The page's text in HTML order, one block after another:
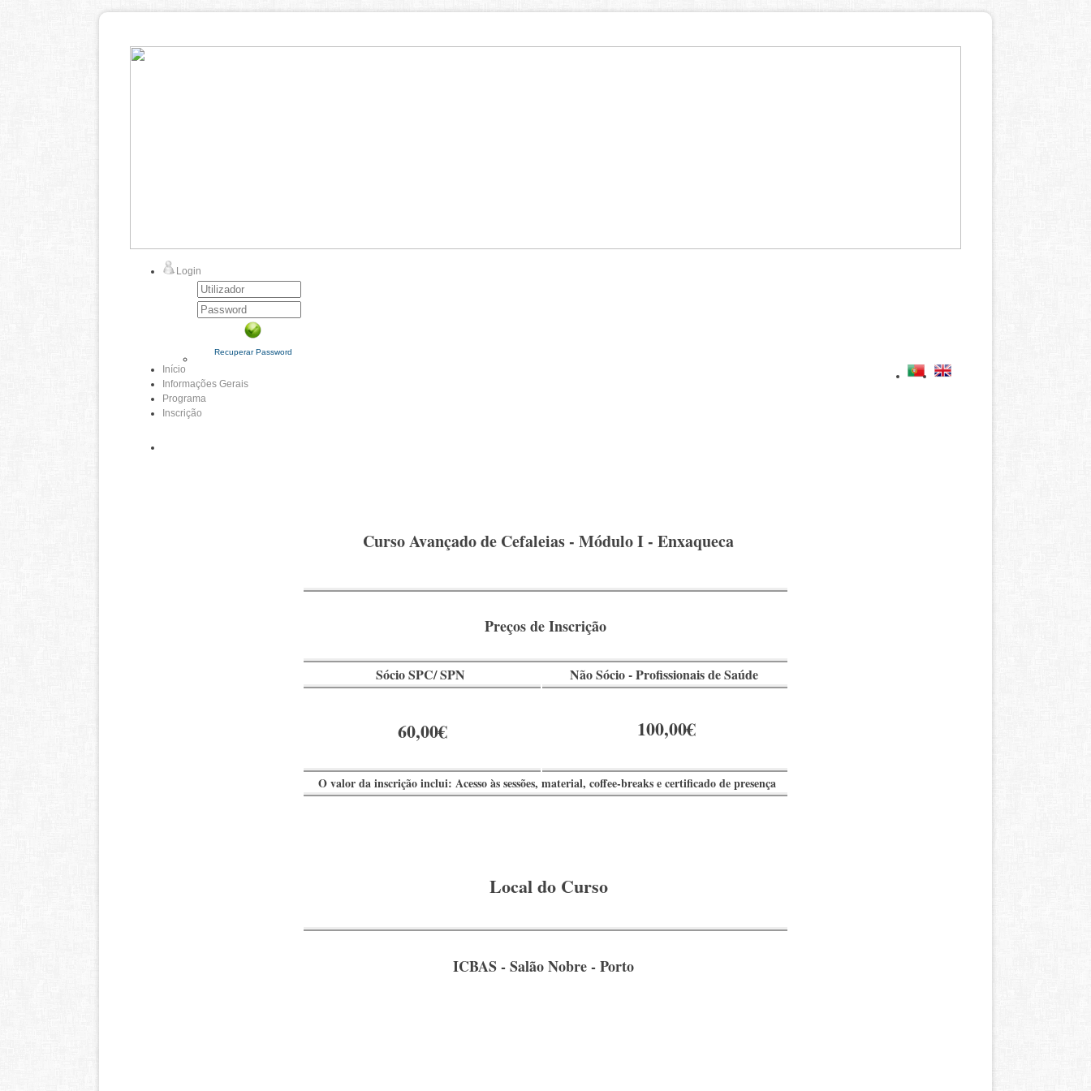
Login
Recuperar Password
Início
Informações Gerais
Programa
Inscrição
Curso Avançado de Cefaleias - Módulo I - Enxaqueca
Preços de Inscrição
Sócio SPC/ SPN Não Sócio - Profissionais de Saúde
60,00€ 100,00€
O valor da inscrição inclui: Acesso às sessões, material, coffee-breaks e certificado de presença
Local do Curso
ICBAS - Salão Nobre - Porto